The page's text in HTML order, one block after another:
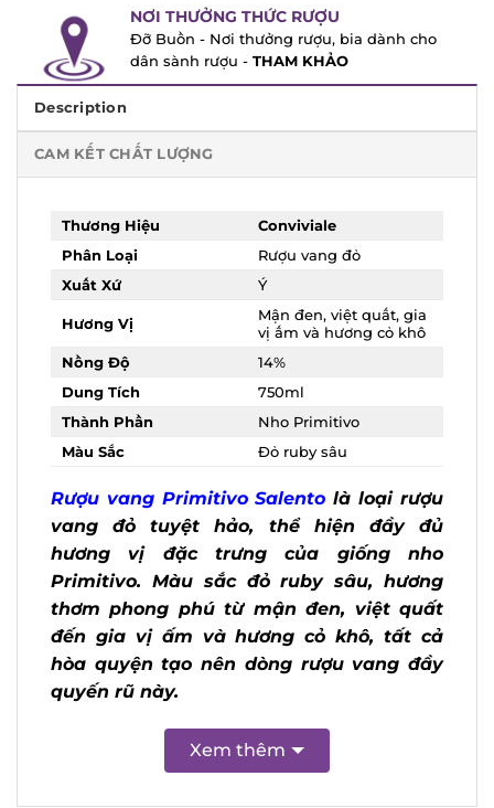
NƠI THƯỞNG THỨC RƯỢU
Đỡ Buồn - Nơi thưởng rượu, bia dành cho
dân sành rượu -
THAM KHẢO
Description
CAM KẾT CHẤT LƯỢNG
Thương Hiệu
Conviviale
Phân Loại
Rượu vang đỏ
Xuất Xứ
Ý
Hương Vị
Mận đen, việt quất,
gia vị ấm và hương cỏ
khô
Nồng Độ
Dung Tích
Thành Phần
Nho Primitivo
Màu Sắc
Đỏ ruby sâu
Rượu vang Primitivo Salentolà loại
rượu vang đỏ tuyệt hảo, thể hiện đầy
đủ hương vị đặc trưng của giống nho
Primitivo. Màu sắc đỏ ruby sâu, hương
thơm phong phú từ mận đen, việt quất
đến gia vị ấm và hương cỏ khô, tất cả
hòa quyện tạo nên dòng rượu vang đầy
quyến rũ này.
Xem thêm
X